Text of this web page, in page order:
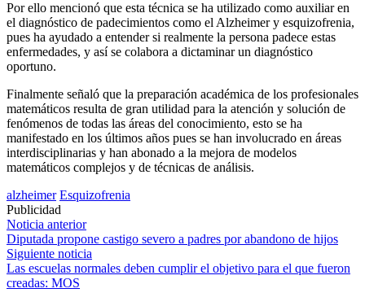
Por ello mencionó que esta técnica se ha utilizado como auxiliar en
el diagnóstico de padecimientos como el Alzheimer y esquizofrenia,
pues ha ayudado a entender si realmente la persona padece estas
enfermedades, y así se colabora a dictaminar un diagnóstico
oportuno.
Finalmente señaló que la preparación académica de los profesionales
matemáticos resulta de gran utilidad para la atención y solución de
fenómenos de todas las áreas del conocimiento, esto se ha
manifestado en los últimos años pues se han involucrado en áreas
interdisciplinarias y han abonado a la mejora de modelos
matemáticos complejos y de técnicas de análisis.
alzheimer Esquizofrenia
Publicidad
Navegación
de
entradas
Noticia anterior
Diputada propone castigo severo a padres por abandono de hijos
Siguiente noticia
Las escuelas normales deben cumplir el objetivo para el que fueron
creadas: MOS